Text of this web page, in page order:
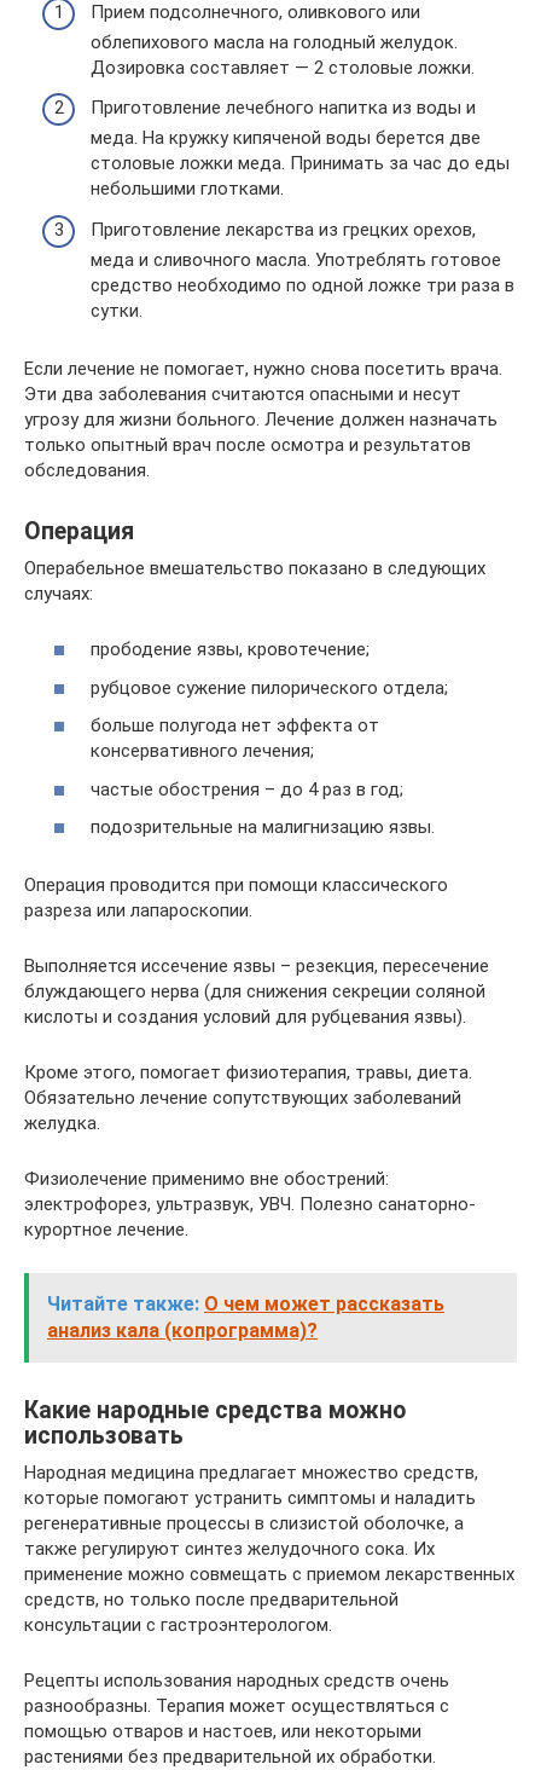
Прием подсолнечного, оливкового или
облепихового масла на голодный желудок.
Дозировка составляет — 2 столовые ложки.
Приготовление лечебного напитка из воды и
меда. На кружку кипяченой воды берется две
столовые ложки меда. Принимать за час до еды
небольшими глотками.
Приготовление лекарства из грецких орехов,
меда и сливочного масла. Употреблять готовое
средство необходимо по одной ложке три раза в
сутки.
Если лечение не помогает, нужно снова посетить врача.
Эти два заболевания считаются опасными и несут
угрозу для жизни больного. Лечение должен назначать
только опытный врач после осмотра и результатов
обследования.
Операция
Операбельное вмешательство показано в следующих
случаях:
прободение язвы, кровотечение;
рубцовое сужение пилорического отдела;
больше полугода нет эффекта от
консервативного лечения;
частые обострения – до 4 раз в год;
подозрительные на малигнизацию язвы.
Операция проводится при помощи классического
разреза или лапароскопии.
Выполняется иссечение язвы – резекция, пересечение
блуждающего нерва (для снижения секреции соляной
кислоты и создания условий для рубцевания язвы).
Кроме этого, помогает физиотерапия, травы, диета.
Обязательно лечение сопутствующих заболеваний
желудка.
Физиолечение применимо вне обострений:
электрофорез, ультразвук, УВЧ. Полезно санаторно-
курортное лечение.
Читайте также: О чем может рассказать
анализ кала (копрограмма)?
Какие народные средства можно
использовать
Народная медицина предлагает множество средств,
которые помогают устранить симптомы и наладить
регенеративные процессы в слизистой оболочке, а
также регулируют синтез желудочного сока. Их
применение можно совмещать с приемом лекарственных
средств, но только после предварительной
консультации с гастроэнтерологом.
Рецепты использования народных средств очень
разнообразны. Терапия может осуществляться с
помощью отваров и настоев, или некоторыми
растениями без предварительной их обработки.